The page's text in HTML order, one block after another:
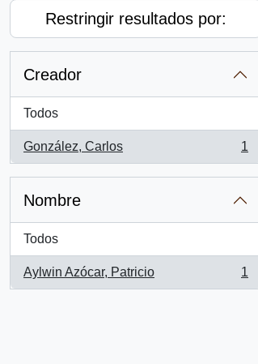
Restringir resultados por:
Creador
Todos
González, Carlos
, 1 resultados
1
Nombre
Todos
Aylwin Azócar, Patricio
, 1 resultados
1